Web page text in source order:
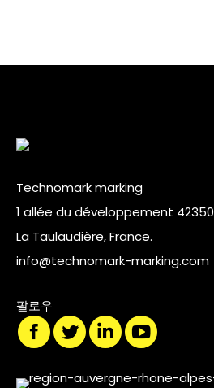
Technomark marking
1 allée du développement 42350
La Taulaudière, France.
info@technomark-marking.com
팔로우